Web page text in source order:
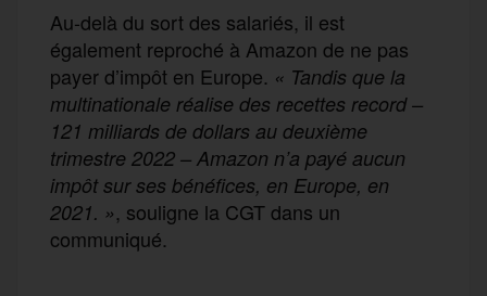
Au-delà du sort des salariés, il est
également reproché à Amazon de ne pas
payer d’impôt en Europe. « Tandis que la
multinationale réalise des recettes record –
121 milliards de dollars au deuxième
trimestre 2022 – Amazon n’a payé aucun
impôt sur ses bénéfices, en Europe, en
2021. », souligne la CGT dans un
communiqué.